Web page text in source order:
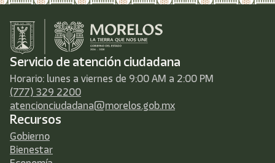
Servicio de atención ciudadana
Horario: lunes a viernes de 9:00 AM a 2:00 PM
(777) 329 2200
atencionciudadana@morelos.gob.mx
Recursos
Gobierno
Bienestar